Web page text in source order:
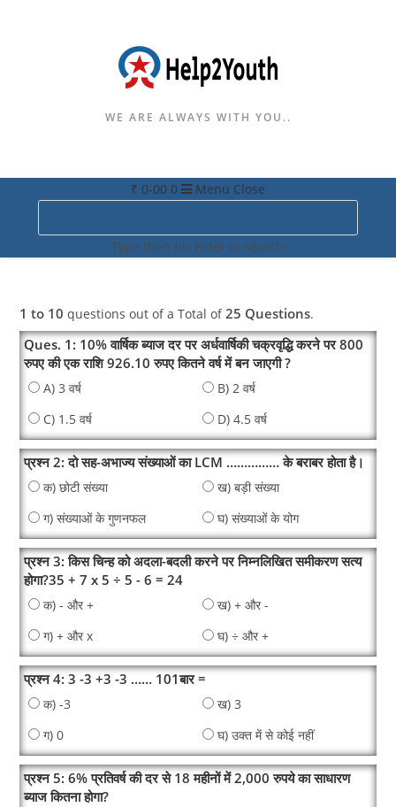
WE ARE ALWAYS WITH YOU..
₹ 0-00 0 Menu Close
this
website
Type then hit enter to search
1 to 10 questions out of a Total of25 Questions.
Ques. 1: 10% वार्षिक ब्याज दर पर अर्धवार्षिकी चक्रवृद्धि करने पर 800
रुपए की एक राशि 926.10 रुपए कितने वर्ष में बन जाएगी ?
A) 3 वर्ष
B) 2 वर्ष
C) 1.5 वर्ष
D) 4.5 वर्ष
प्रश्न 2: दो सह-अभाज्य संख्याओं का LCM …………… के बराबर होता है।
क) छोटी संख्या
ख) बड़ी संख्या
ग) संख्याओं के गुणनफल
घ) संख्याओं के योग
प्रश्न 3: किस चिन्ह को अदला-बदली करने पर निम्नलिखित समीकरण सत्य
होगा?35 + 7 x 5 ÷ 5 - 6 = 24
क) - और +
ख) + और -
ग) + और x
घ) ÷ और +
प्रश्न 4: 3 -3 +3 -3 …… 101बार =
क) -3
ख) 3
ग) 0
घ) उक्त में से कोई नहीं
प्रश्न 5: 6% प्रतिवर्ष की दर से 18 महीनों में 2,000 रुपये का साधारण
ब्याज कितना होगा?